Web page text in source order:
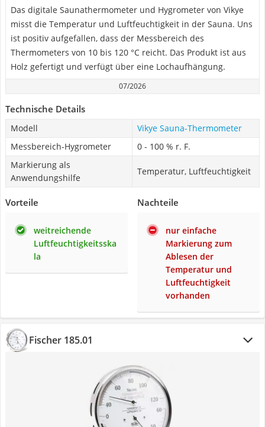
Das digitale Saunathermometer und Hygrometer von Vikye
misst die Temperatur und Luftfeuchtigkeit in der Sauna. Uns
ist positiv aufgefallen, dass der Messbereich des
Thermometers von 10 bis 120 °C reicht. Das Produkt ist aus
Holz gefertigt und verfügt über eine Lochaufhängung.
07/2026
Technische Details
Modell
Vikye Sauna-Thermometer
Messbereich-Hygrometer
0 - 100 % r. F.
Markierung als
Anwendungshilfe
Temperatur, Luftfeuchtigkeit
Vorteile
weitreichende
Luftfeuchtigkeitsska
la
Nachteile
nur einfache
Markierung zum
Ablesen der
Temperatur und
Luftfeuchtigkeit
vorhanden
Fischer 185.01